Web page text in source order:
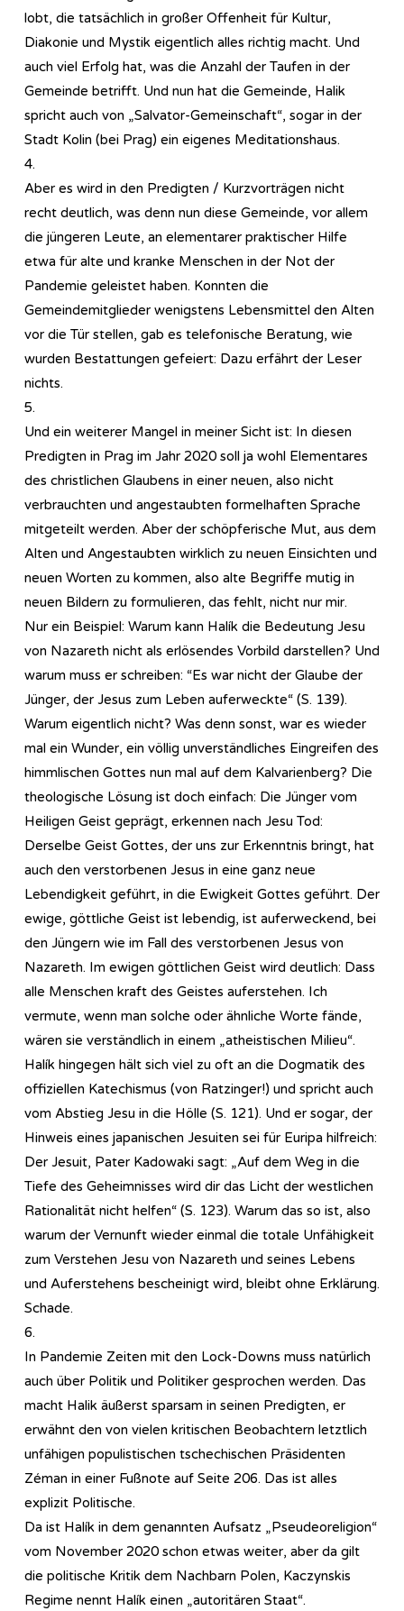
lobt, die tatsächlich in großer Offenheit für Kultur,
Diakonie und Mystik eigentlich alles richtig macht. Und
auch viel Erfolg hat, was die Anzahl der Taufen in der
Gemeinde betrifft. Und nun hat die Gemeinde, Halik
spricht auch von „Salvator-Gemeinschaft“, sogar in der
Stadt Kolin (bei Prag) ein eigenes Meditationshaus.
4.
Aber es wird in den Predigten / Kurzvorträgen nicht
recht deutlich, was denn nun diese Gemeinde, vor allem
die jüngeren Leute, an elementarer praktischer Hilfe
etwa für alte und kranke Menschen in der Not der
Pandemie geleistet haben. Konnten die
Gemeindemitglieder wenigstens Lebensmittel den Alten
vor die Tür stellen, gab es telefonische Beratung, wie
wurden Bestattungen gefeiert: Dazu erfährt der Leser
nichts.
5.
Und ein weiterer Mangel in meiner Sicht ist: In diesen
Predigten in Prag im Jahr 2020 soll ja wohl Elementares
des christlichen Glaubens in einer neuen, also nicht
verbrauchten und angestaubten formelhaften Sprache
mitgeteilt werden. Aber der schöpferische Mut, aus dem
Alten und Angestaubten wirklich zu neuen Einsichten und
neuen Worten zu kommen, also alte Begriffe mutig in
neuen Bildern zu formulieren, das fehlt, nicht nur mir.
Nur ein Beispiel: Warum kann Halík die Bedeutung Jesu
von Nazareth nicht als erlösendes Vorbild darstellen? Und
warum muss er schreiben: “Es war nicht der Glaube der
Jünger, der Jesus zum Leben auferweckte“ (S. 139).
Warum eigentlich nicht? Was denn sonst, war es wieder
mal ein Wunder, ein völlig unverständliches Eingreifen des
himmlischen Gottes nun mal auf dem Kalvarienberg? Die
theologische Lösung ist doch einfach: Die Jünger vom
Heiligen Geist geprägt, erkennen nach Jesu Tod:
Derselbe Geist Gottes, der uns zur Erkenntnis bringt, hat
auch den verstorbenen Jesus in eine ganz neue
Lebendigkeit geführt, in die Ewigkeit Gottes geführt. Der
ewige, göttliche Geist ist lebendig, ist auferweckend, bei
den Jüngern wie im Fall des verstorbenen Jesus von
Nazareth. Im ewigen göttlichen Geist wird deutlich: Dass
alle Menschen kraft des Geistes auferstehen. Ich
vermute, wenn man solche oder ähnliche Worte fände,
wären sie verständlich in einem „atheistischen Milieu“.
Halík hingegen hält sich viel zu oft an die Dogmatik des
offiziellen Katechismus (von Ratzinger!) und spricht auch
vom Abstieg Jesu in die Hölle (S. 121). Und er sogar, der
Hinweis eines japanischen Jesuiten sei für Euripa hilfreich:
Der Jesuit, Pater Kadowaki sagt: „Auf dem Weg in die
Tiefe des Geheimnisses wird dir das Licht der westlichen
Rationalität nicht helfen“ (S. 123). Warum das so ist, also
warum der Vernunft wieder einmal die totale Unfähigkeit
zum Verstehen Jesu von Nazareth und seines Lebens
und Auferstehens bescheinigt wird, bleibt ohne Erklärung.
Schade.
6.
In Pandemie Zeiten mit den Lock-Downs muss natürlich
auch über Politik und Politiker gesprochen werden. Das
macht Halik äußerst sparsam in seinen Predigten, er
erwähnt den von vielen kritischen Beobachtern letztlich
unfähigen populistischen tschechischen Präsidenten
Zéman in einer Fußnote auf Seite 206. Das ist alles
explizit Politische.
Da ist Halík in dem genannten Aufsatz „Pseudeoreligion“
vom November 2020 schon etwas weiter, aber da gilt
die politische Kritik dem Nachbarn Polen, Kaczynskis
Regime nennt Halík einen „autoritären Staat“.